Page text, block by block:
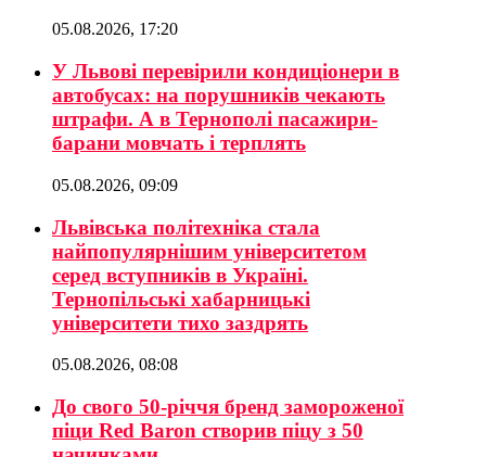
05.08.2026, 17:20
У Львові перевірили кондиціонери в
автобусах: на порушників чекають
штрафи. А в Тернополі пасажири-
барани мовчать і терплять
05.08.2026, 09:09
Львівська політехніка стала
найпопулярнішим університетом
серед вступників в Україні.
Тернопільські хабарницькі
університети тихо заздрять
05.08.2026, 08:08
До свого 50-річчя бренд замороженої
піци Red Baron створив піцу з 50